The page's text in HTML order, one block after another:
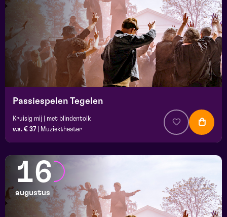
Passiespelen Tegelen
Kruisig mij | met blindentolk
v.a. € 37
Muziektheater
16
augustus